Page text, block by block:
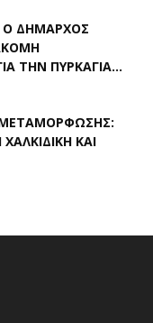
Ο ΔΉΜΑΡΧΟΣ
ΤΗΝ ΠΥΡΚΑΓΙΆ...
ΚΑΙ